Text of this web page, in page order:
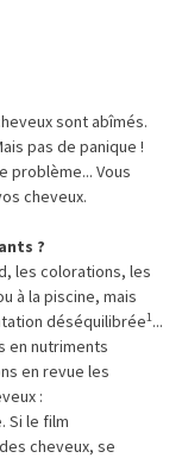
sont abîmés.
pas de panique !
problème... Vous
cheveux.
?
les colorations, les
à la piscine, mais
déséquilibrée1...
en nutriments
en revue les
:
Si le film
cheveux, se